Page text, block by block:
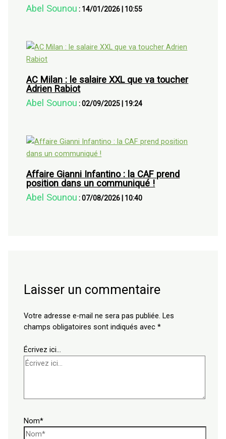
Abel Sounou : 14/01/2026| 10:55
AC Milan : le salaire XXL que va toucher
Adrien Rabiot
Abel Sounou :02/09/2025 19:24
Affaire Gianni Infantino : la CAF prend
position dans un communiqué !
Abel Sounou :07/08/2026 10:40
Laisser un commentaire
Votre adresse e-mail ne sera pas publiée. Les
champs obligatoires sont indiqués avec*
Écrivez ici…
Nom*